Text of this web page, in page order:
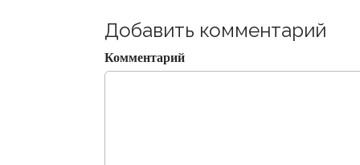
t
n
a
Добавить комментарий
Комментарий